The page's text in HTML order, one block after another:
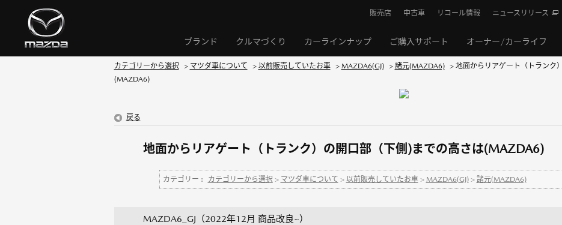
ブランド クルマづくり カーラインナップ ご購入サポート オーナー/カーライフ
販売店 中古車 リコール情報 ニュースリリース
カテゴリーから選択 > マツダ車について > 以前販売していたお車 > MAZDA6(GJ) > 諸元(MAZDA6) > 地面からリアゲート（トランク
(MAZDA6)
戻る
地面からリアゲート（トランク）の開口部（下側)までの高さは(MAZDA6)
カテゴリー : カテゴリーから選択 > マツダ車について > 以前販売していたお車> MAZDA6(GJ)> 諸元(MAZDA6)
MAZDA6_GJ（2022年12月 商品改良~）